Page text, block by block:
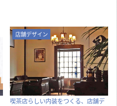
店舗デザイン
喫茶店らしい内装をつくる、店舗デ